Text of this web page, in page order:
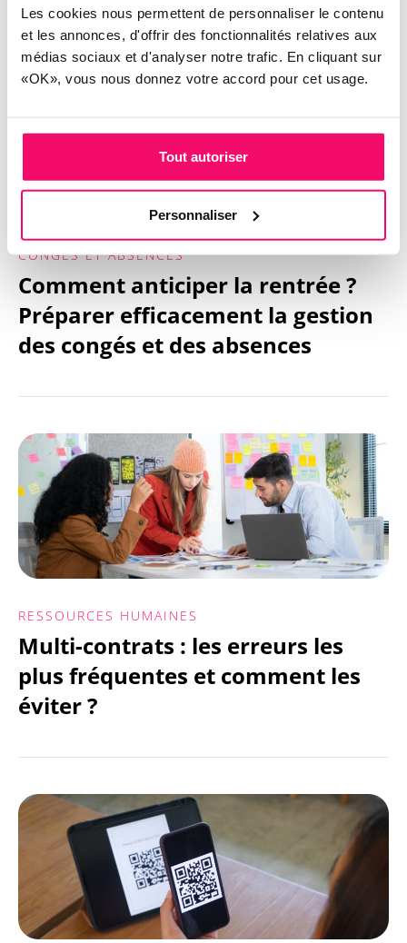
Les cookies nous permettent de personnaliser le contenu
et les annonces, d'offrir des fonctionnalités relatives aux
médias sociaux et d'analyser notre trafic. En cliquant sur
«OK», vous nous donnez votre accord pour cet usage.
Tout autoriser
Personnaliser
CONGÉS ET ABSENCES
Comment anticiper la rentrée ?
Préparer efficacement la gestion
des congés et des absences
RESSOURCES HUMAINES
Multi-contrats : les erreurs les
plus fréquentes et comment les
éviter ?